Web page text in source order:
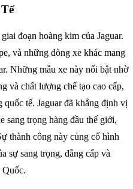
đoạn hoàng kim của Jaguar.
và những dòng xe khác mang
Những mẫu xe này nổi bật nhờ
và chất lượng chế tạo cao cấp,
tế. Jaguar đã khẳng định vị
sang trọng hàng đầu thế giới,
thành công này củng cố hình
sự sang trọng, đẳng cấp và
Quốc.